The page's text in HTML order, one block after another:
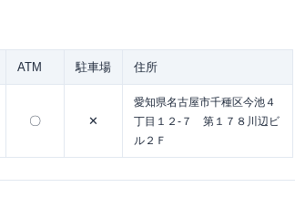
ATM 駐車場 住所
〇 ✕
愛知県名古屋市千種区今池４
丁目１２-７ 第１７８川辺ビ
ル２Ｆ